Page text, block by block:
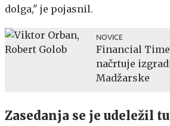
dolga," je pojasnil.
NOVICE
Financial
načrtuje
Madžarske
Zasedanja se je udeležil